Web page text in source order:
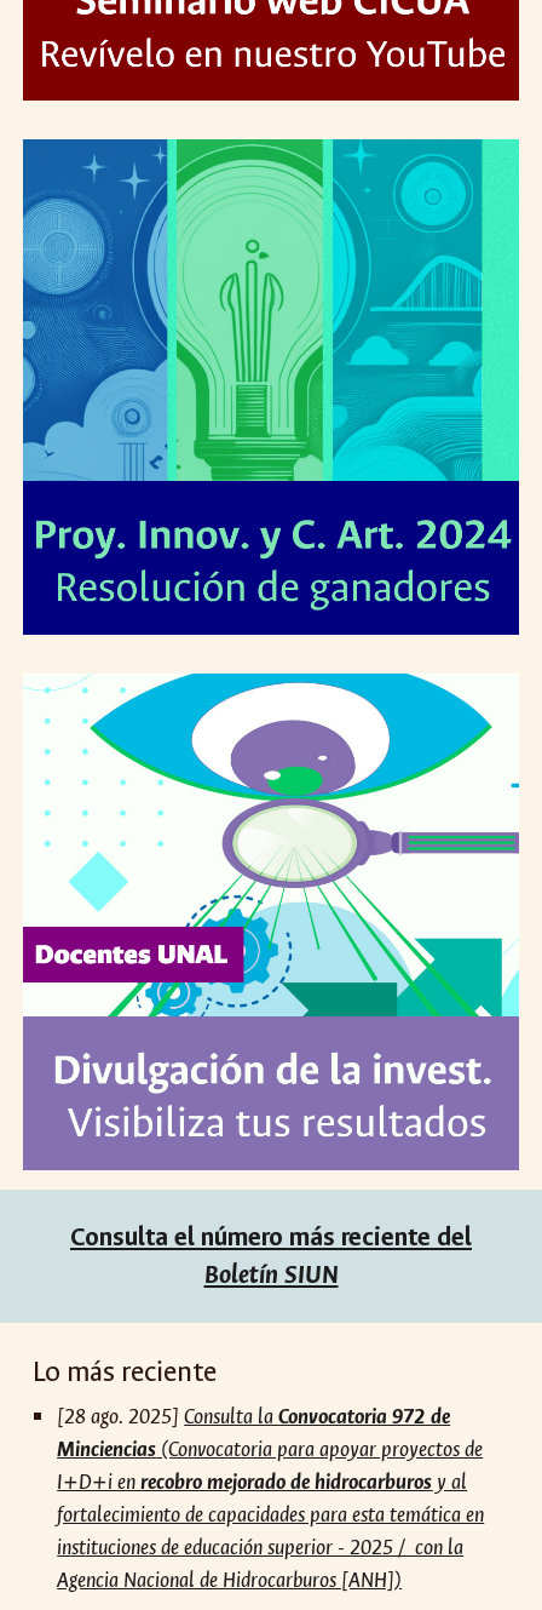
Consulta el número más reciente del
Boletín SIUN
Lo más reciente
[28 ago. 2025]Consulta laConvocatoria 972 de
Minciencias (Convocatoria para apoyar proyectos de
I+D+i enrecobro mejorado de hidrocarburos y al
fortalecimiento de capacidades para esta temática en
instituciones de educación superior - 2025 / con la
Agencia Nacional de Hidrocarburos [ANH])